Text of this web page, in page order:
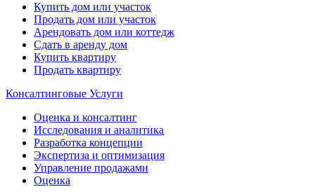
Купить дом или участок
Продать дом или участок
Арендовать дом или коттедж
Сдать в аренду дом
Купить квартиру
Продать квартиру
Консалтинговые Услуги
Оценка и консалтинг
Исследования и аналитика
Разработка концепции
Экспертиза и оптимизация
Управление продажами
Оценка